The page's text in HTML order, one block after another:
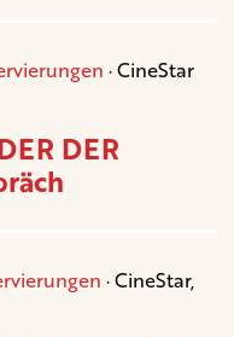
· CineStar
DER
· CineStar,